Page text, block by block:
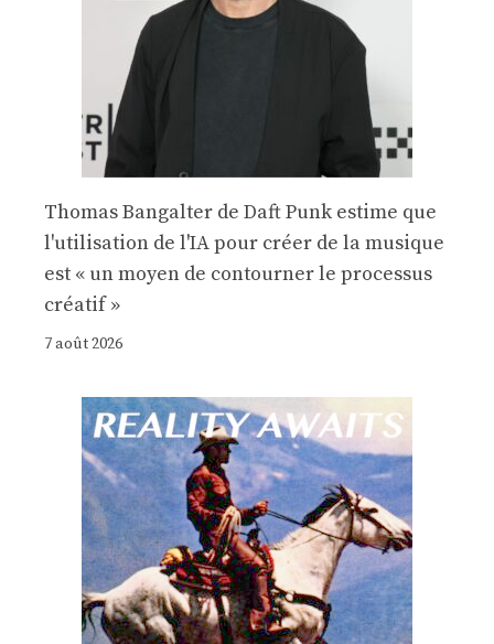
Thomas Bangalter de Daft Punk estime que
l'utilisation de l'IA pour créer de la musique
est « un moyen de contourner le processus
créatif »
7 août 2026